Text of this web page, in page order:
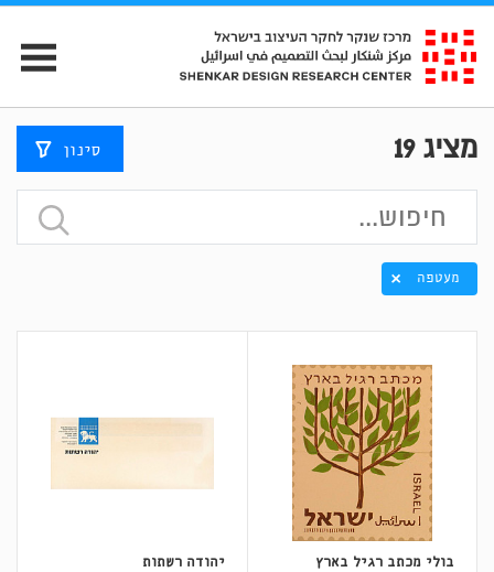
מציג19 סינון
מעטפה
בולי מכתב רגיל בארץ
יהודה רשתות